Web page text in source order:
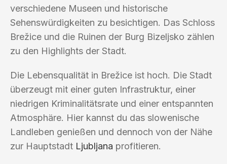
verschiedene Museen und historische
Sehenswürdigkeiten zu besichtigen. Das Schloss
Brežice und die Ruinen der Burg Bizeljsko zählen
zu den Highlights der Stadt.
Die Lebensqualität in Brežice ist hoch. Die Stadt
überzeugt mit einer guten Infrastruktur, einer
niedrigen Kriminalitätsrate und einer entspannten
Atmosphäre. Hier kannst du das slowenische
Landleben genießen und dennoch von der Nähe
zur Hauptstadt Ljubljana profitieren.